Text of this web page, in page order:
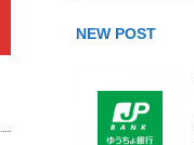
NEW POST